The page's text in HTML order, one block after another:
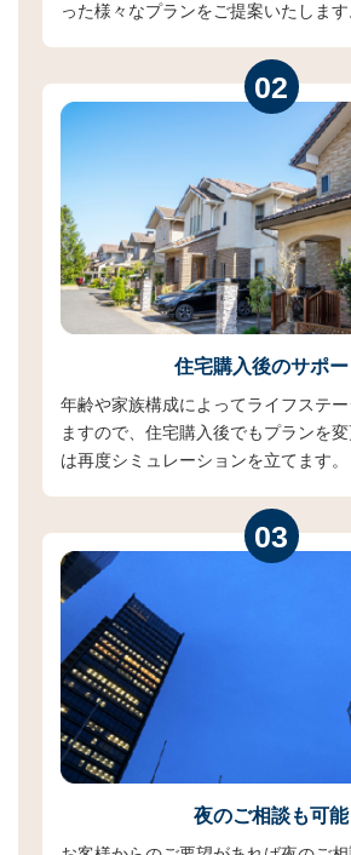
った様々なプランをご提案いたします
02
住宅購入後のサポー
年齢や家族構成によってライフステ
ますので、住宅購入後でもプランを
は再度シミュレーションを立てます。
03
夜のご相談も可能